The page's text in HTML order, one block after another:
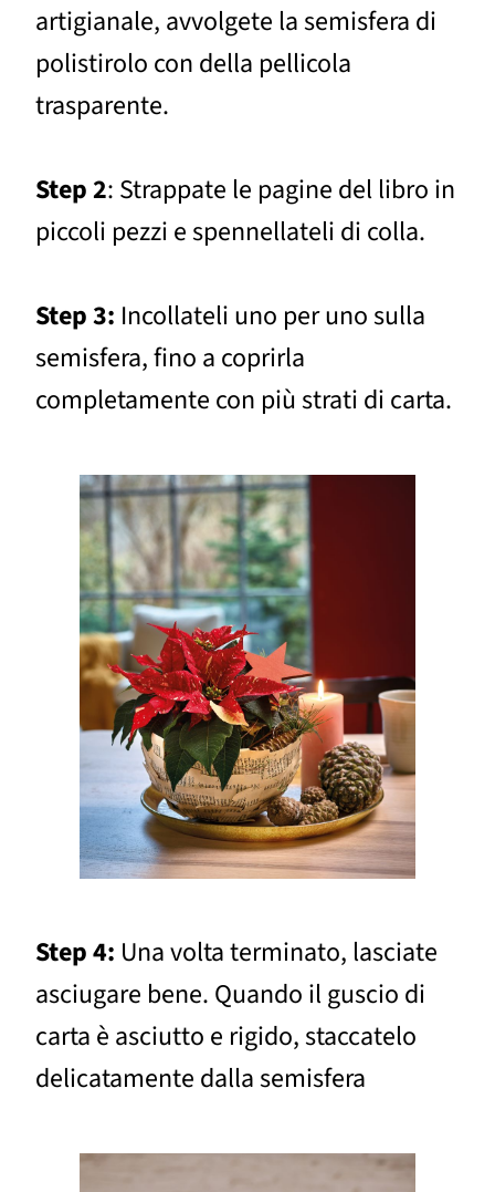
artigianale, avvolgete la semisfera di
polistirolo con della pellicola
trasparente.
Step 2: Strappate le pagine del libro in
piccoli pezzi e spennellateli di colla.
Step 3: Incollateli uno per uno sulla
semisfera, fino a coprirla
completamente con più strati di carta.
Step 4: Una volta terminato, lasciate
asciugare bene. Quando il guscio di
carta è asciutto e rigido, staccatelo
delicatamente dalla semisfera